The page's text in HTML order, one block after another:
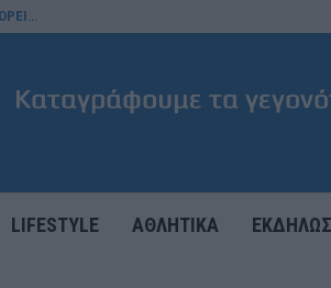
LIFESTYLE ΑΘΛΗΤΙΚΑ